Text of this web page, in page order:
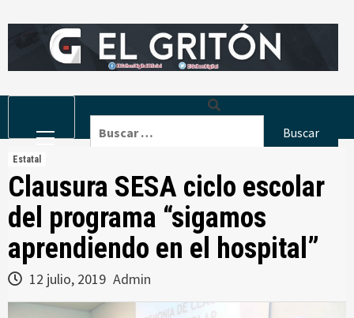
to
Menu
Estatal
Clausura SESA ciclo escolar
del programa “sigamos
aprendiendo en el hospital”
12 julio, 2019 Admin